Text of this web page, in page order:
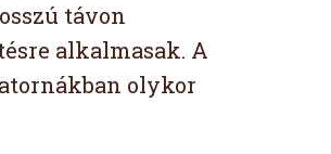
távon
alkalmasak. A
olykor